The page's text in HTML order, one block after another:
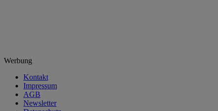
Werbung
Kontakt
Impressum
AGB
Newsletter